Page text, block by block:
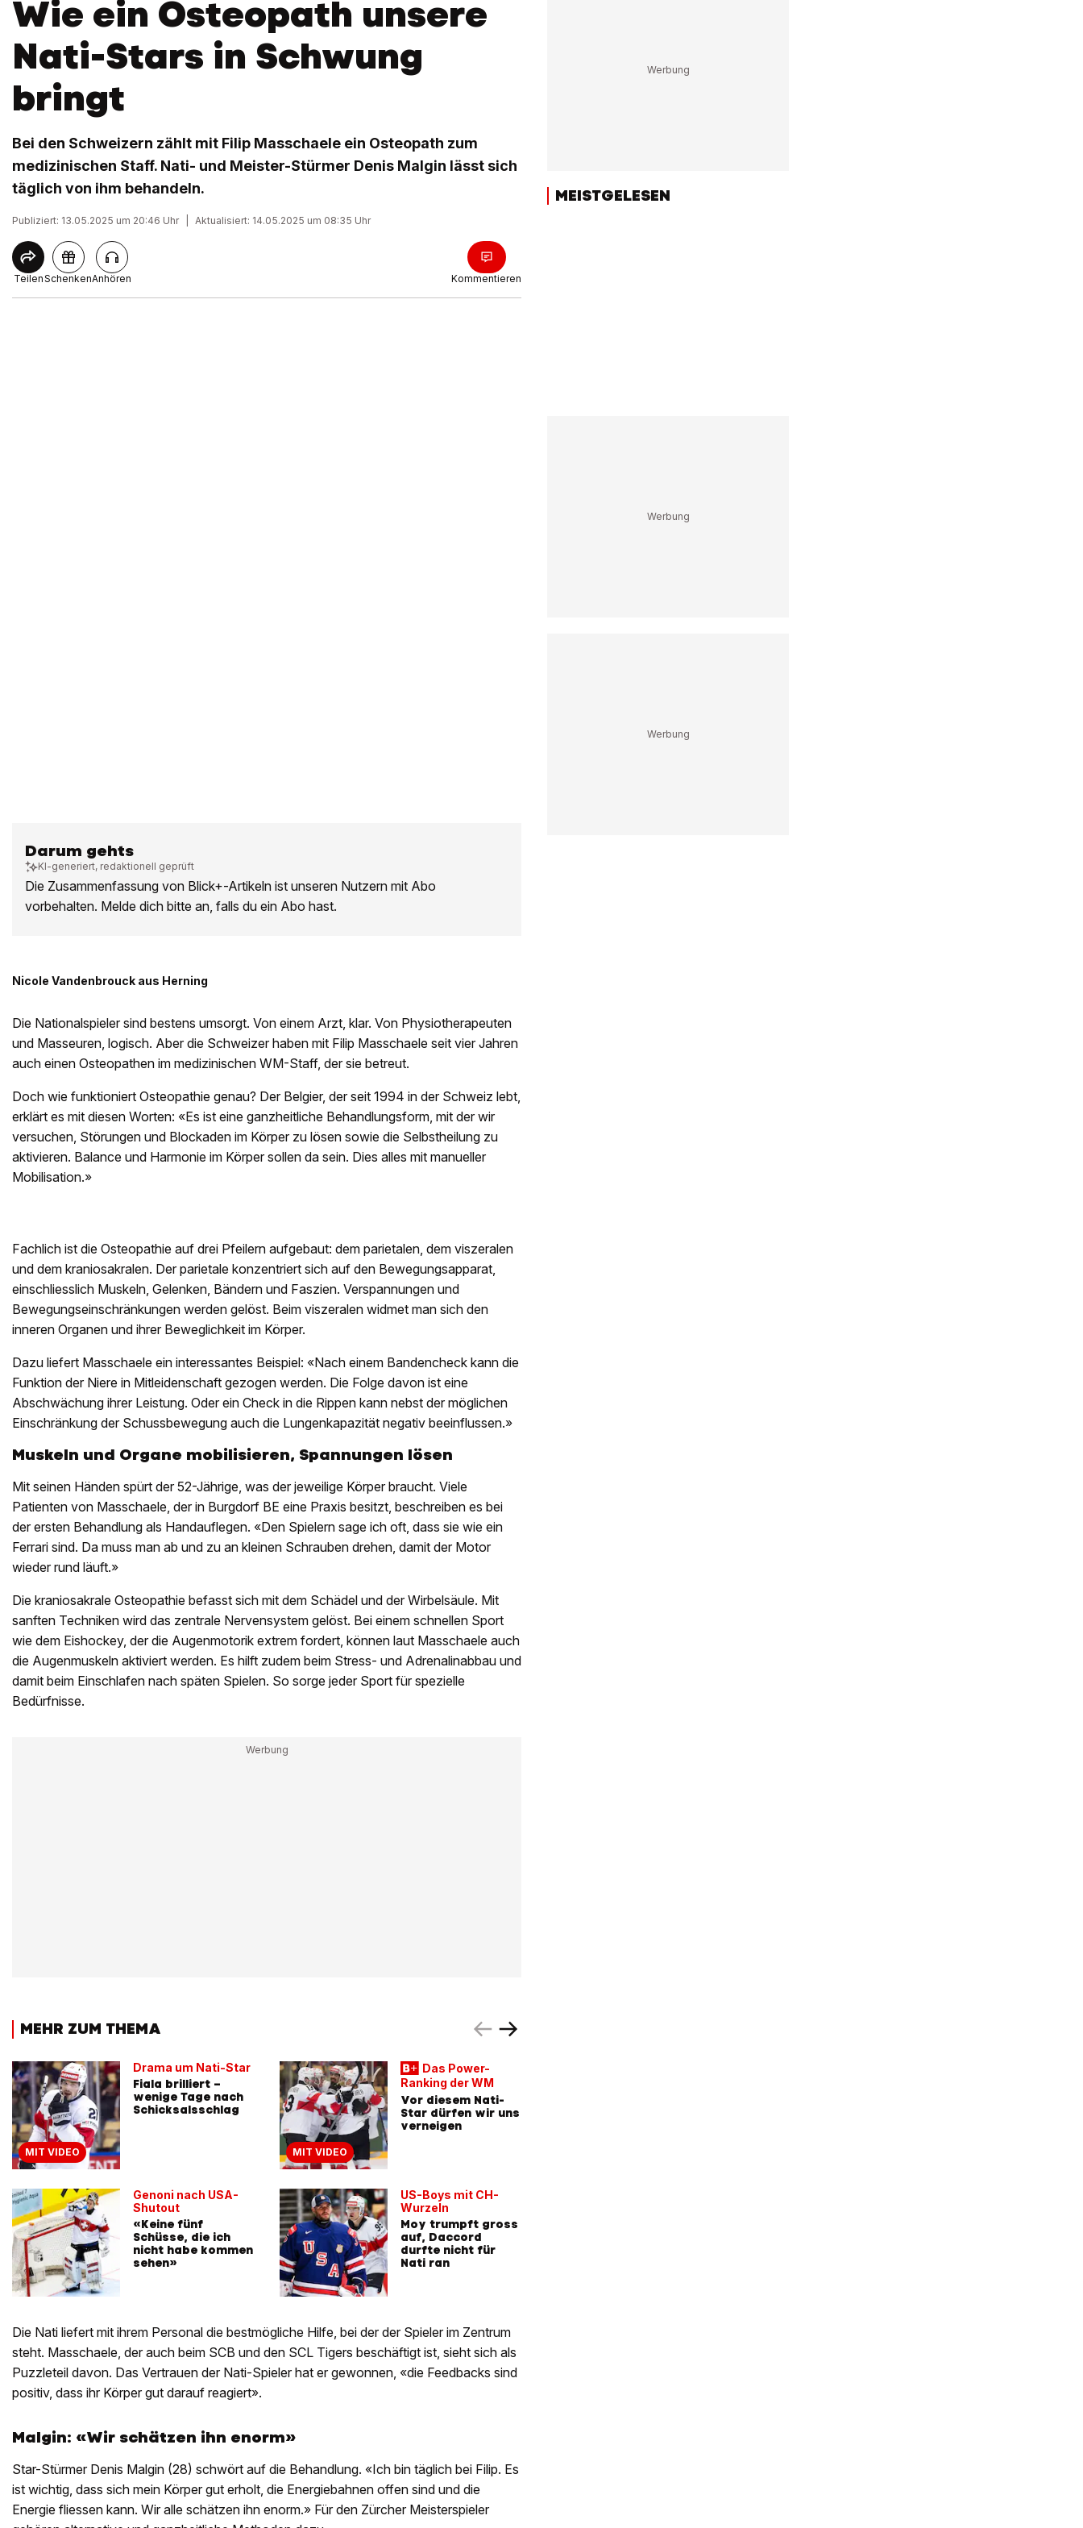
Wie ein Osteopath unsere
Nati-Stars in Schwung
bringt
Bei den Schweizern zählt mit Filip Masschaele ein Osteopath zum
medizinischen Staff. Nati- und Meister-Stürmer Denis Malgin lässt sich
täglich von ihm behandeln.
Publiziert: 13.05.2025 um 20:46 Uhr Aktualisiert: 14.05.2025 um 08:35 Uhr
TeilenSchenkenAnhören Kommentieren
Darum gehts
KI-generiert, redaktionell geprüft
Die Zusammenfassung von Blick+-Artikeln ist unseren Nutzern mit Abo
vorbehalten. Melde dich bitte an, falls du ein Abo hast.
Nicole Vandenbrouck aus Herning
Die Nationalspieler sind bestens umsorgt. Von einem Arzt, klar. Von Physiotherapeuten
und Masseuren, logisch. Aber die Schweizer haben mit Filip Masschaele seit vier Jahren
auch einen Osteopathen im medizinischen WM-Staff, der sie betreut.
Doch wie funktioniert Osteopathie genau? Der Belgier, der seit 1994 in der Schweiz lebt,
erklärt es mit diesen Worten: «Es ist eine ganzheitliche Behandlungsform, mit der wir
versuchen, Störungen und Blockaden im Körper zu lösen sowie die Selbstheilung zu
aktivieren. Balance und Harmonie im Körper sollen da sein. Dies alles mit manueller
Mobilisation.»
Fachlich ist die Osteopathie auf drei Pfeilern aufgebaut: dem parietalen, dem viszeralen
und dem kraniosakralen. Der parietale konzentriert sich auf den Bewegungsapparat,
einschliesslich Muskeln, Gelenken, Bändern und Faszien. Verspannungen und
Bewegungseinschränkungen werden gelöst. Beim viszeralen widmet man sich den
inneren Organen und ihrer Beweglichkeit im Körper.
Dazu liefert Masschaele ein interessantes Beispiel: «Nach einem Bandencheck kann die
Funktion der Niere in Mitleidenschaft gezogen werden. Die Folge davon ist eine
Abschwächung ihrer Leistung. Oder ein Check in die Rippen kann nebst der möglichen
Einschränkung der Schussbewegung auch die Lungenkapazität negativ beeinflussen.»
Muskeln und Organe mobilisieren, Spannungen lösen
Mit seinen Händen spürt der 52-Jährige, was der jeweilige Körper braucht. Viele
Patienten von Masschaele, der in Burgdorf BE eine Praxis besitzt, beschreiben es bei
der ersten Behandlung als Handauflegen. «Den Spielern sage ich oft, dass sie wie ein
Ferrari sind. Da muss man ab und zu an kleinen Schrauben drehen, damit der Motor
wieder rund läuft.»
Die kraniosakrale Osteopathie befasst sich mit dem Schädel und der Wirbelsäule. Mit
sanften Techniken wird das zentrale Nervensystem gelöst. Bei einem schnellen Sport
wie dem Eishockey, der die Augenmotorik extrem fordert, können laut Masschaele auch
die Augenmuskeln aktiviert werden. Es hilft zudem beim Stress- und Adrenalinabbau und
damit beim Einschlafen nach späten Spielen. So sorge jeder Sport für spezielle
Bedürfnisse.
MEHR ZUM THEMA
MIT VIDEO
Drama um Nati-Star
Fiala brilliert –
wenige Tage nach
Schicksalsschlag
Genoni nach USA-
Shutout
«Keine fünf
Schüsse, die ich
nicht habe kommen
sehen»
MIT VIDEO
Das Power-
Ranking der WM
Vor diesem Nati-
Star dürfen wir uns
verneigen
US-Boys mit CH-
Wurzeln
Moy trumpft gross
auf, Daccord
durfte nicht für
Nati ran
Die Nati liefert mit ihrem Personal die bestmögliche Hilfe, bei der der Spieler im Zentrum
steht. Masschaele, der auch beim SCB und den SCL Tigers beschäftigt ist, sieht sich als
Puzzleteil davon. Das Vertrauen der Nati-Spieler hat er gewonnen, «die Feedbacks sind
positiv, dass ihr Körper gut darauf reagiert».
Malgin: «Wir schätzen ihn enorm»
Star-Stürmer Denis Malgin (28) schwört auf die Behandlung. «Ich bin täglich bei Filip. Es
ist wichtig, dass sich mein Körper gut erholt, die Energiebahnen offen sind und die
Energie fliessen kann. Wir alle schätzen ihn enorm.» Für den Zürcher Meisterspieler
MEISTGELESEN